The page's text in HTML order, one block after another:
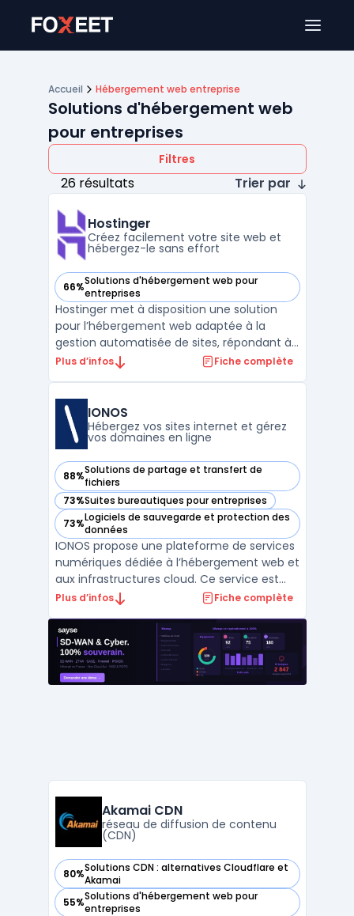
Accueil Hébergement web entreprise
Solutions d'hébergement web
pour entreprises
Filtres
26 résultats Trier par
Hostinger
Créez facilement votre site web et
hébergez-le sans effort
66%Solutions d'hébergement web pour
entreprises
— voir Hostinger dans cette catégorie
Hostinger met à disposition une solution
pour l’hébergement web adaptée à la
gestion automatisée de sites, répondant à
diverses exigences techniques
mutualisé, l’enregistrement de domaines, la
supervision de nom de domai ...
Plus d’infos Fiche complète
IONOS
Hébergez vos sites internet et gérez
vos domaines en ligne
88%Solutions de partage et transfert de
fichiers
— voir IONOS dans cette catégorie
73%Suites bureautiques pour entreprises
— voir IONOS dans cette catégorie
73%Logiciels de sauvegarde et protection des
données
— voir IONOS dans cette catégorie
IONOS propose une plateforme de services
numériques dédiée à l’hébergement web et
aux infrastructures cloud. Ce service est
destiné aux entreprises souhaitant
emails et espaces web en conformité avec
le RGPD, tout en assurant la maîtrise de
leurs données. Le ...
Plus d’infos Fiche complète
Akamai CDN
réseau de diffusion de contenu
(CDN)
80%Solutions CDN : alternatives Cloudflare et
Akamai
— voir Akamai CDN dans cette catégorie
55%Solutions d'hébergement web pour
entreprises
— voir Akamai CDN dans cette catégorie